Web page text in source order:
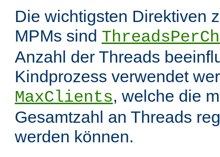
Die wichtigsten Direktiven
MPMs sind
Anzahl der Threads
Kindprozess verwendet
MaxClients, welche die
Gesamtzahl an Threads
werden können.